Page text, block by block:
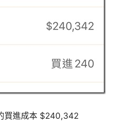
買進成本 $240,342